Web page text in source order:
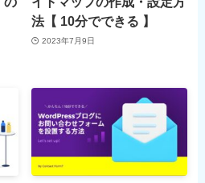
法【 10分でできる 】
2023年7月9日